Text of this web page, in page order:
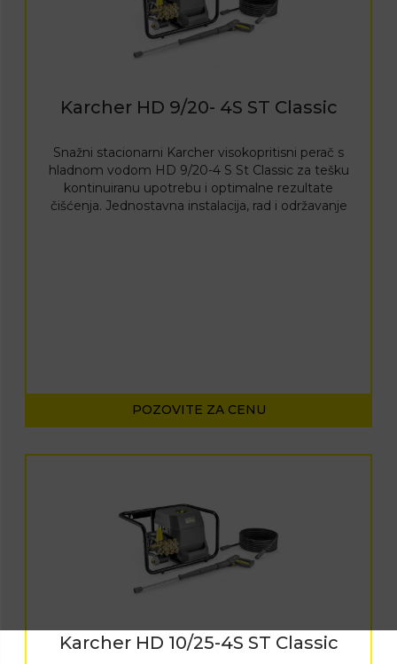
Karcher HD 9/20- 4S ST Classic
Snažni stacionarni Karcher visokopritisni perač s
hladnom vodom HD 9/20-4 S St Classic za tešku
kontinuiranu upotrebu i optimalne rezultate
čišćenja. Jednostavna instalacija, rad i održavanje
POZOVITE ZA CENU
Karcher HD 10/25-4S ST Classic